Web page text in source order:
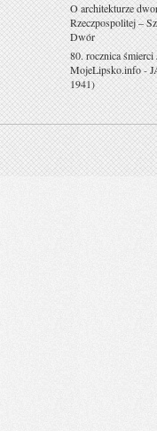
O architekturze
Rzeczpospolitej –
Dwór
80. rocznica
MojeLipsko.info-
1941)